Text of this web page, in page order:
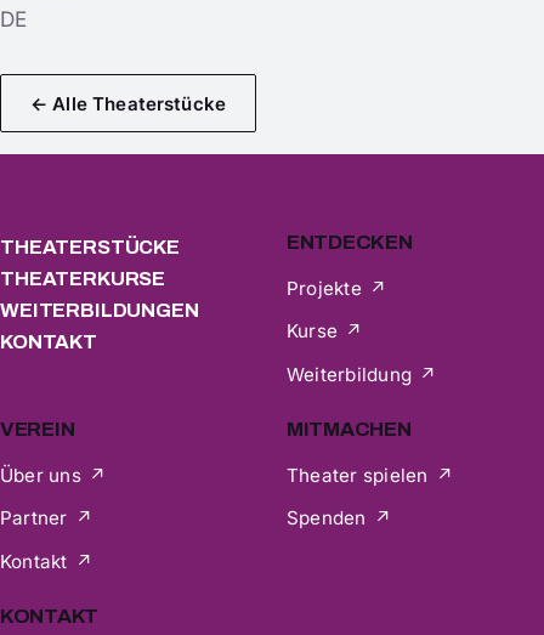
DE
← Alle Theaterstücke
THEATERSTÜCKE
THEATERKURSE
WEITERBILDUNGEN
KONTAKT
ENTDECKEN
Projekte
Kurse
Weiterbildung
VEREIN
Über uns
Partner
Kontakt
MITMACHEN
Theater spielen
Spenden
KONTAKT